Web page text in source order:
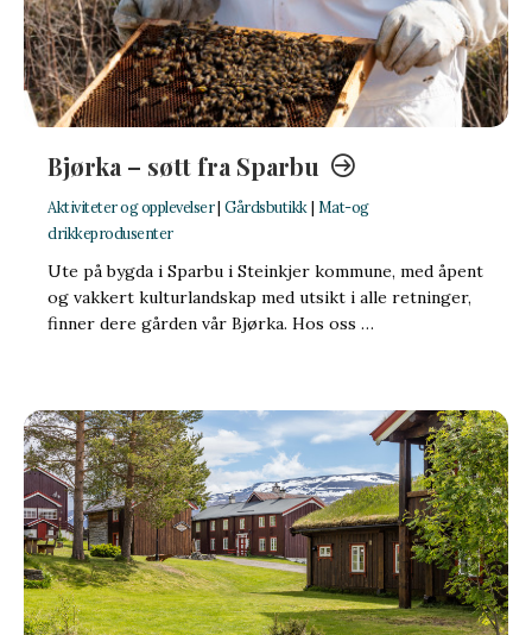
Bjørka – søtt fra Sparbu
Aktiviteter og opplevelser| Gårdsbutikk| Mat-og
drikkeprodusenter
Ute på bygda i Sparbu i Steinkjer kommune, med åpent
og vakkert kulturlandskap med utsikt i alle retninger,
finner dere gården vår Bjørka. Hos oss …